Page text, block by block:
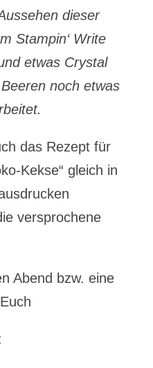
dieser
Stampin‘ Write
etwas Crystal
noch etwas
das Rezept für
Kekse“ gleich in
versprochene
Abend bzw. eine